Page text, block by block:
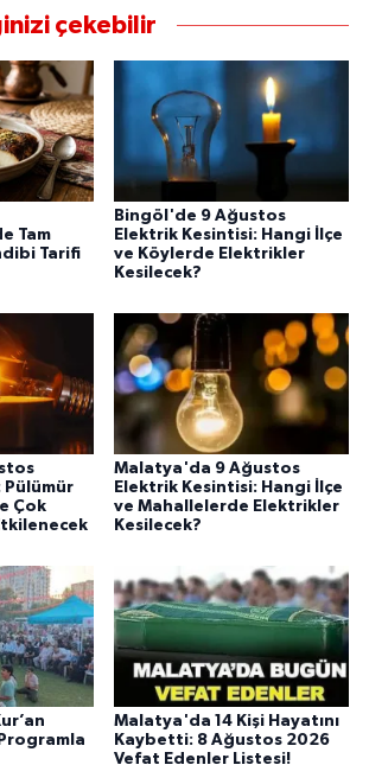
çekebilir
Tam
Tarifi
Bingöl'de 9 Ağustos
Elektrik Kesintisi: Hangi İlçe
ve Köylerde Elektrikler
Kesilecek?
Pülümür
Çok
Malatya'da 9 Ağustos
Elektrik Kesintisi: Hangi İlçe
ve Mahallelerde Elektrikler
Kesilecek?
Malatya'da 14 Kişi Hayatını
Kaybetti: 8 Ağustos 2026
Vefat Edenler Listesi!